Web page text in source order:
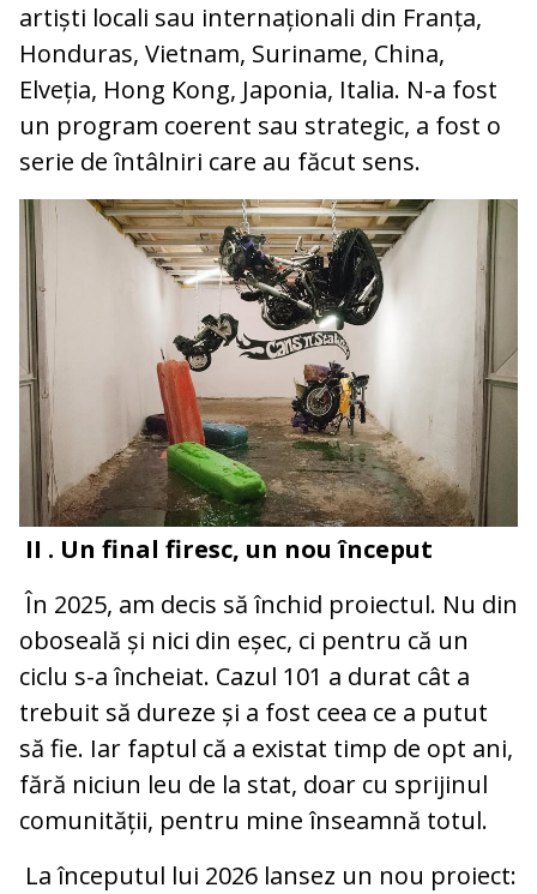
artiști locali sau internaționali din Franța,
Honduras, Vietnam, Suriname, China,
Elveția, Hong Kong, Japonia, Italia. N-a fost
un program coerent sau strategic, a fost o
serie de întâlniri care au făcut sens.
II . Un final firesc, un nou început
În 2025, am decis să închid proiectul. Nu din
oboseală și nici din eșec, ci pentru că un
ciclu s-a încheiat. Cazul 101 a durat cât a
trebuit să dureze și a fost ceea ce a putut
să fie. Iar faptul că a existat timp de opt ani,
fără niciun leu de la stat, doar cu sprijinul
comunității, pentru mine înseamnă totul.
La începutul lui 2026 lansez un nou proiect: